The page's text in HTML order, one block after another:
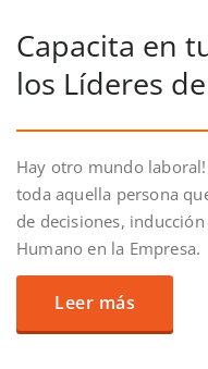
Capacita en
los Líderes
Hay otro mundo
toda aquella persona
de decisiones,
Humano en la Empresa.
Leer más